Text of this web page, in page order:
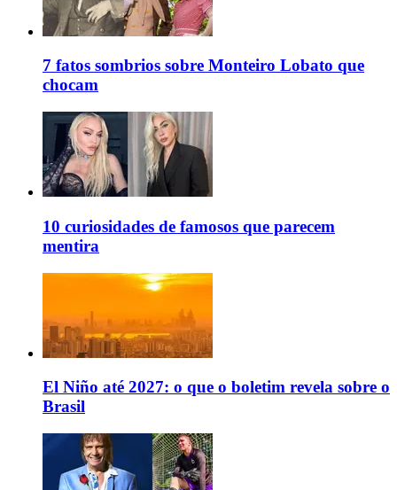
7 fatos sombrios sobre Monteiro Lobato que
chocam
10 curiosidades de famosos que parecem
mentira
El Niño até 2027: o que o boletim revela sobre o
Brasil